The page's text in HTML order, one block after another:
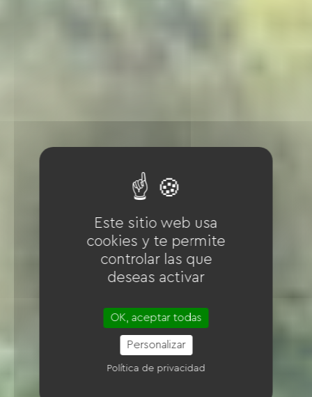
Este sitio web usa
cookies y te permite
controlar las que
deseas activar
OK, aceptar todas
Personalizar
Política de privacidad